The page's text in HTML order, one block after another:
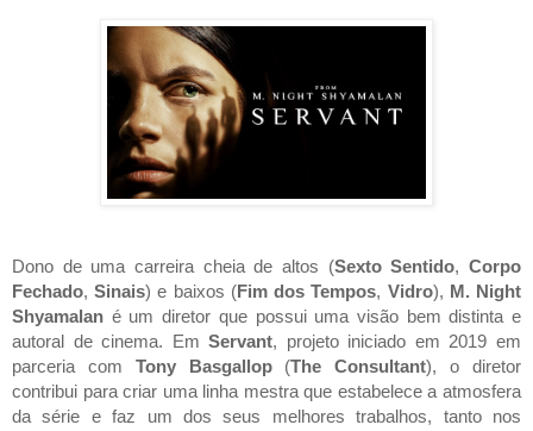
Dono de uma carreira cheia de altos (Sexto Sentido, Corpo
Fechado, Sinais) e baixos (Fim dos Tempos, Vidro), M. Night
Shyamalan é um diretor que possui uma visão bem distinta e
autoral de cinema. Em Servant, projeto iniciado em 2019 em
parceria com Tony Basgallop (The Consultant), o diretor
contribui para criar uma linha mestra que estabelece a atmosfera
da série e faz um dos seus melhores trabalhos, tanto nos